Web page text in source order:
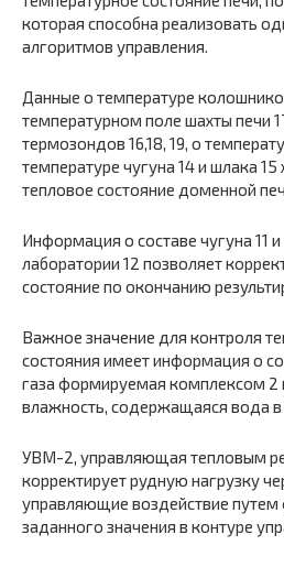
которая способна реализовать
алгоритмов управления.
Данные о температуре
температурном поле шахты печи
термозондов 16,18, 19, о
температуре чугуна 14 и шлака
тепловое состояние доменной
Информация о составе чугуна 11
лаборатории 12 позволяет
состояние по окончанию
Важное значение для контроля
состояния имеет информация о
газа формируемая комплексом 2
влажность, содержащаяся вода
УВМ-2, управляющая тепловым
корректирует рудную нагрузку
управляющие воздействие
заданного значения в контуре